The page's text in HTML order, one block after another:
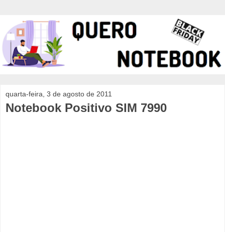
quarta-feira, 3 de agosto de 2011
Notebook Positivo SIM 7990